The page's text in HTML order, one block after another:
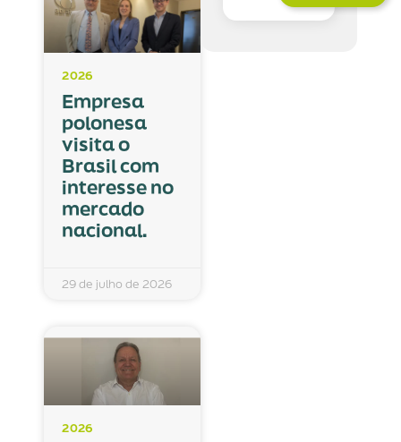
2026
Empresa
polonesa
visita o
Brasil com
interesse no
mercado
nacional.
29 de julho de 2026
2026